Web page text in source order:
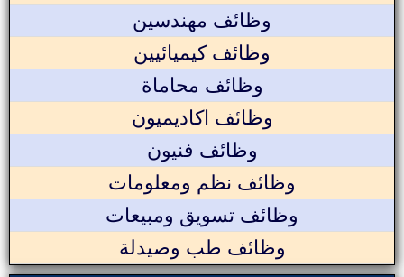
وظائف مهندسين
وظائف كيميائيين
وظائف محاماة
وظائف اكاديميون
وظائف فنيون
وظائف نظم ومعلومات
وظائف تسويق ومبيعات
وظائف طب وصيدلة